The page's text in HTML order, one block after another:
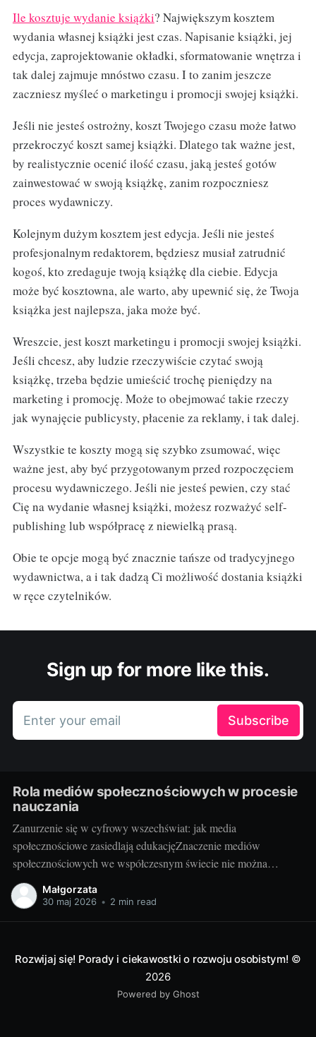
Ile kosztuje wydanie książki? Największym kosztem
wydania własnej książki jest czas. Napisanie książki, jej
edycja, zaprojektowanie okładki, sformatowanie wnętrza i
tak dalej zajmuje mnóstwo czasu. I to zanim jeszcze
zaczniesz myśleć o marketingu i promocji swojej książki.
Jeśli nie jesteś ostrożny, koszt Twojego czasu może łatwo
przekroczyć koszt samej książki. Dlatego tak ważne jest,
by realistycznie ocenić ilość czasu, jaką jesteś gotów
zainwestować w swoją książkę, zanim rozpoczniesz
proces wydawniczy.
Kolejnym dużym kosztem jest edycja. Jeśli nie jesteś
profesjonalnym redaktorem, będziesz musiał zatrudnić
kogoś, kto zredaguje twoją książkę dla ciebie. Edycja
może być kosztowna, ale warto, aby upewnić się, że Twoja
książka jest najlepsza, jaka może być.
Wreszcie, jest koszt marketingu i promocji swojej książki.
Jeśli chcesz, aby ludzie rzeczywiście czytać swoją
książkę, trzeba będzie umieścić trochę pieniędzy na
marketing i promocję. Może to obejmować takie rzeczy
jak wynajęcie publicysty, płacenie za reklamy, i tak dalej.
Wszystkie te koszty mogą się szybko zsumować, więc
ważne jest, aby być przygotowanym przed rozpoczęciem
procesu wydawniczego. Jeśli nie jesteś pewien, czy stać
Cię na wydanie własnej książki, możesz rozważyć self-
publishing lub współpracę z niewielką prasą.
Obie te opcje mogą być znacznie tańsze od tradycyjnego
wydawnictwa, a i tak dadzą Ci możliwość dostania książki
w ręce czytelników.
Sign up for more like this.
Enter your email Subscribe
Rola mediów społecznościowych w procesie
nauczania
Zanurzenie się w cyfrowy wszechświat: jak media
społecznościowe zasiedlają edukacjęZnaczenie mediów
społecznościowych we współczesnym świecie nie można
przecenić. Facebook, Instagram, Twitter, YouTube, LinkedIn i
wiele innych platform stało się nieodłączną częścią codzienności
odgrywają też istotną rolę
Małgorzata
30 maj 2026 • 2 min read
Rozwijaj się! Porady i ciekawostki o rozwoju osobistym! ©
2026
Powered by Ghost